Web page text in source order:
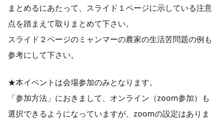
まとめるにあたって、スライド１ページに示している注意
点を踏まえて取りまとめて下さい。
スライド２ページのミャンマーの農家の⽣活苦問題の例も
参考にして下さい。
★本イベントは会場参加のみとなります。
「参加方法」におきまして、オンライン（zoom参加）も
選択できるようになっていますが、zoomの設定はありま